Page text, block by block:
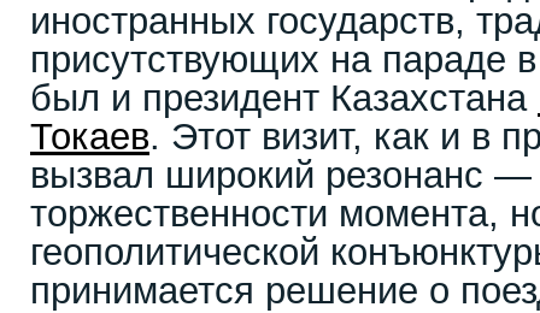
иностранных государств,
присутствующих на параде
был и президент Казахстана
Токаев. Этот визит, как и в
вызвал широкий резонанс —
торжественности момента,
геополитической
принимается решение о